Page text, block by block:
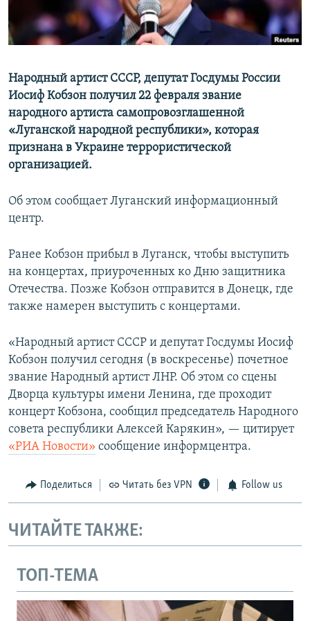
ПОБЕДИТЕЛЕЙ НЕ СУДЯТ?
КРЫМ.НЕПОКОРЕННЫЙ
УКРАИНСКАЯ ПРОБЛЕМА КРЫМА
ПРИСОЕДИНЯЙТЕСЬ!
Все сайты RFE/RL
Народный артист СССР, депутат Госдумы России
Иосиф Кобзон получил 22 февраля звание
народного артиста самопровозглашенной
«Луганской народной республики», которая
признана в Украине террористической
организацией.
Об этом сообщает Луганский информационный
центр.
Ранее Кобзон прибыл в Луганск, чтобы выступить
на концертах, приуроченных ко Дню защитника
Отечества. Позже Кобзон отправится в Донецк, где
также намерен выступить с концертами.
«Народный артист СССР и депутат Госдумы Иосиф
Кобзон получил сегодня (в воскресенье) почетное
звание Народный артист ЛНР. Об этом со сцены
Дворца культуры имени Ленина, где проходит
концерт Кобзона, сообщил председатель Народного
совета республики Алексей Карякин», — цитирует
«РИА Новости» сообщение информцентра.
Поделиться Читать без VPN Follow us
ЧИТАЙТЕ ТАКЖЕ:
ТОП-ТЕМА